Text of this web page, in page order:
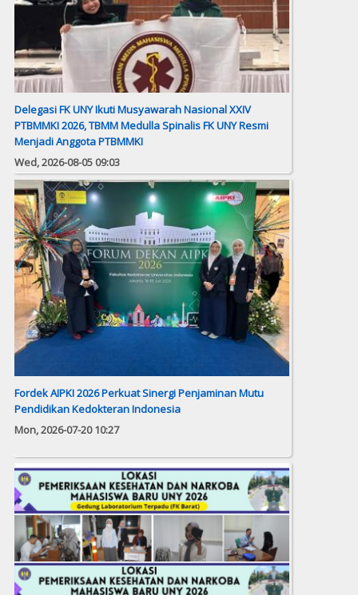
Delegasi FK UNY Ikuti Musyawarah Nasional XXIV
PTBMMKI 2026, TBMM Medulla Spinalis FK UNY Resmi
Menjadi Anggota PTBMMKI
Wed, 2026-08-05 09:03
Fordek AIPKI 2026 Perkuat Sinergi Penjaminan Mutu
Pendidikan Kedokteran Indonesia
Mon, 2026-07-20 10:27